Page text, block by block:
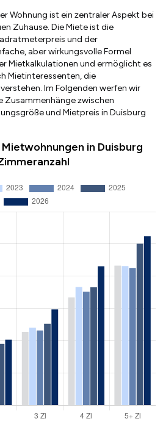
Wohnung ist ein zentraler Aspekt bei
Zuhause. Die Miete ist die
und der
aber wirkungsvolle Formel
Mietkalkulationen und ermöglicht es
Mietinteressenten, die
Im Folgenden werfen wir
Zusammenhänge zwischen
und Mietpreis in Duisburg
in Duisburg